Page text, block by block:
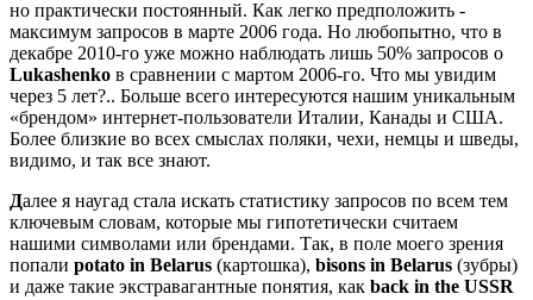
но практически постоянный. Как легко предположить -
максимум запросов в марте 2006 года. Но лю­бопытно, что в
декабре 2010-го уже можно наблюдать лишь 50% запро­сов о
Lukashenko в сравнении с мар­том 2006-го. Что мы увидим
через 5 лет?.. Больше всего интересуются на­шим уникальным
«брендом» интер­нет-пользователи Италии, Канады и США.
Более близкие во всех смыслах поляки, чехи, немцы и шведы,
види­мо, и так все знают.
Далее я наугад стала искать ста­тистику запросов по всем тем
ключевым словам, которые мы ги­потетически считаем
нашими симво­лами или брендами. Так, в поле мое­го зрения
попали potato in Belarus (картошка), bisons in Belarus (зубры)
и даже такие экстравагантные поня­тия, как back in the USSR